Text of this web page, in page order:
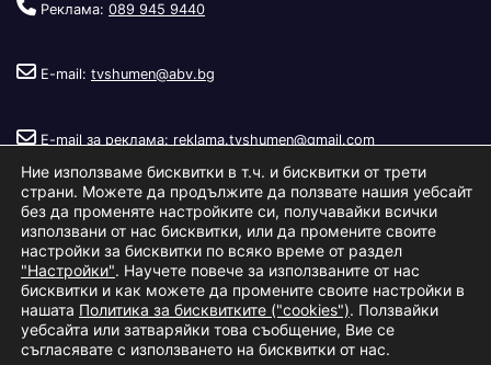
Реклама: 089 945 9440
E-mail: tvshumen@abv.bg
E-mail за реклама: reklama.tvshumen@gmail.com
Copyright © 2026Телевизия Шумен.|Изработка: S.I.T Solutions
Ltd.
За насРекламаУсловия за ползване
Ние използваме бисквитки в т.ч. и бисквитки от трети
страни. Можете да продължите да ползвате нашия уебсайт
без да променяте настройките си, получавайки всички
използвани от нас бисквитки, или да промените своите
настройки за бисквитки по всяко време от раздел
"Настройки". Научете повече за използваните от нас
бисквитки и как можете да промените своите настройки в
нашата Политика за бисквитките ("cookies"). Ползвайки
уебсайта или затваряйки това съобщение, Вие се
съгласявате с използването на бисквитки от нас.